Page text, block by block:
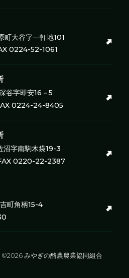
大谷字一軒地101
0224-52-1061
谷字即安16－5
0224-24-8405
沼字南駒木袋19-3
0220-22-2387
町角柄15-4
©2026 みやぎの酪農農業協同組合